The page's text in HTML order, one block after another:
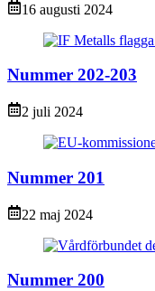
16 augusti 2024
Nummer 202-203
2 juli 2024
Nummer 201
22 maj 2024
Nummer 200